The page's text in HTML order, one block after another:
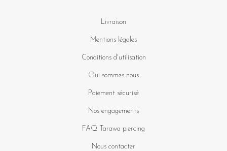
Livraison
Mentions légales
Conditions d'utilisation
Qui sommes nous
Paiement sécurisé
Nos engagements
FAQ Tarawa piercing
Nous contacter